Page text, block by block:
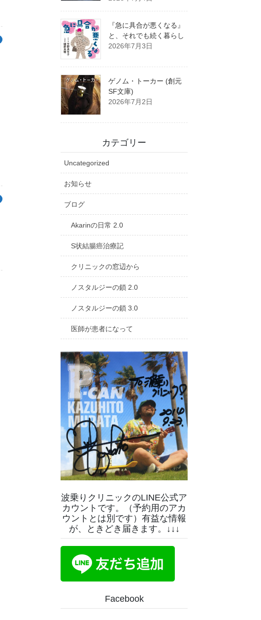
『急に具合が悪くなる』
と、それでも続く暮らし
2026年7月3日
ゲノム・トーカー (創元
SF文庫)
2026年7月2日
カテゴリー
Uncategorized
お知らせ
ブログ
Akarinの日常 2.0
S状結腸癌治療記
クリニックの窓辺から
ノスタルジーの鎖 2.0
ノスタルジーの鎖 3.0
医師が患者になって
波乗りクリニックのLINE公式ア
カウントです。（予約用のアカ
ウントとは別です）有益な情報
が、ときどき届きます。↓↓↓
Facebook